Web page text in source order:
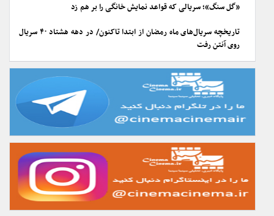
«گل سنگ»؛ سریالی که قواعد نمایش خانگی را بر هم زد
تاریخچه سریال‌های ماه رمضان از ابتدا تاکنون/ در دهه هشتاد ۴۰ سریال
روی آنتن رفت